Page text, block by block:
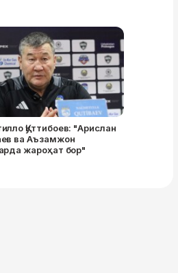
Қуттибоев: "Арислан
ва Аъзамжон
жароҳат бор"